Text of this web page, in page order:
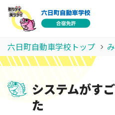
六日町自動車学校トップ
システムがす
た